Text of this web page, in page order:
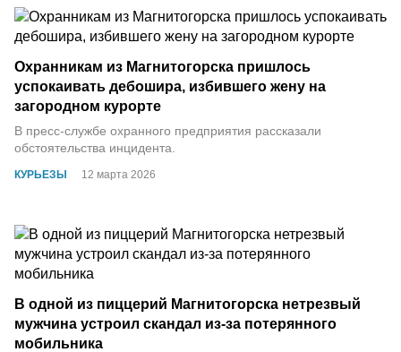
КУРЬЕЗЫ 12 марта 2026
Охранникам из Магнитогорска пришлось
успокаивать дебошира, избившего жену на
загородном курорте
В пресс-службе охранного предприятия рассказали
обстоятельства инцидента.
В одной из пиццерий Магнитогорска нетрезвый
мужчина устроил скандал из-за потерянного
мобильника